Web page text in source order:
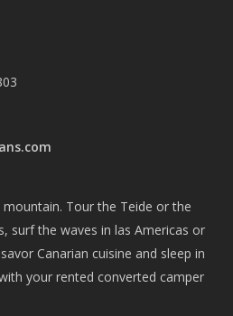
Tour the Teide or the
, surf the waves in las Americas or
Canarian cuisine and sleep in
your rented converted camper